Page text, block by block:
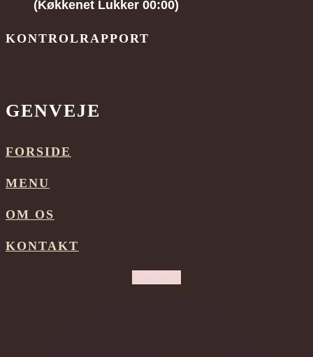
(Køkkenet Lukker 00:00)
KONTROLRAPPORT
GENVEJE
FORSIDE
MENU
OM OS
KONTAKT